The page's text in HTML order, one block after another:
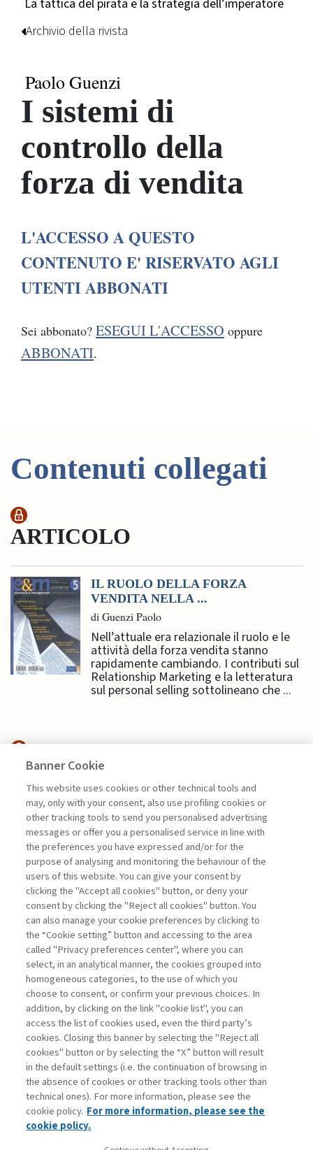
La tattica del pirata e la strategia dell’imperatore
Archivio della rivista
Paolo Guenzi
I sistemi di
controllo della
forza di vendita
L'ACCESSO A QUESTO
CONTENUTO E' RISERVATO AGLI
UTENTI ABBONATI
Sei abbonato? ESEGUI L'ACCESSO oppure
ABBONATI.
Contenuti collegati
ARTICOLO
IL RUOLO DELLA FORZA
VENDITA NELLA ...
di Guenzi Paolo
Nell’attuale era relazionale il ruolo e le
attività della forza vendita stanno
rapidamente cambiando. I contributi sul
Relationship Marketing e la letteratura
sul personal selling sottolineano che ...
HIGHLIGHTS
LA FEDELTÀ DEI CLIENTI COME
LEVA STRATEGICA ...
di Bruno Busacca, Giuseppe Bertoli
La consultazione dei libri è riservata esclusivamente
agli abbonati Premium
Legenda: Accedi Per registrati Per abbonati
Contatti
Abbonamenti
Archivio rubriche
Privacy
Banner Cookie
This website uses cookies or other technical tools and
may, only with your consent, also use profiling cookies or
other tracking tools to send you personalised advertising
messages or offer you a personalised service in line with
the preferences you have expressed and/or for the
purpose of analysing and monitoring the behaviour of the
users of this website. You can give your consent by
clicking the "Accept all cookies" button, or deny your
consent by clicking the "Reject all cookies" button. You
can also manage your cookie preferences by clicking to
the “Cookie setting” button and accessing to the area
called "Privacy preferences center", where you can
select, in an analytical manner, the cookies grouped into
homogeneous categories, to the use of which you
choose to consent, or confirm your previous choices. In
addition, by clicking on the link "cookie list", you can
access the list of cookies used, even the third party’s
cookies. Closing this banner by selecting the "Reject all
cookies" button or by selecting the “X” button will result
in the default settings (i.e. the continuation of browsing in
the absence of cookies or other tracking tools other than
technical ones). For more information, please see the
cookie policy. For more information, please see the
cookie policy.